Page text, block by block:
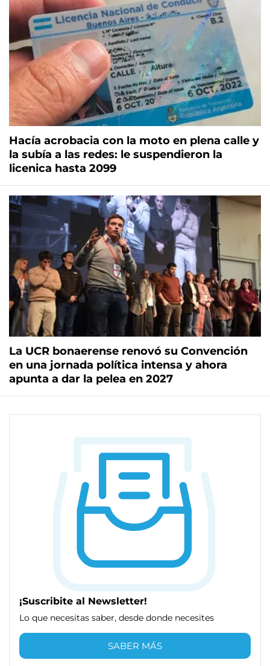
Hacía acrobacia con la moto en plena calle y
la subía a las redes: le suspendieron la
licenica hasta 2099
La UCR bonaerense renovó su Convención
en una jornada política intensa y ahora
apunta a dar la pelea en 2027
¡Suscribite al Newsletter!
Lo que necesitas saber, desde donde necesites
SABER MÁS